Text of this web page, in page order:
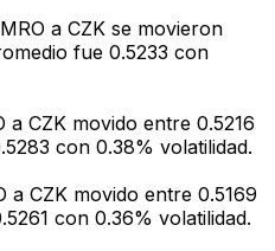
a CZK se movieron
fue 0.5233 con
a CZK movido entre 0.5216
con 0.38% volatilidad.
a CZK movido entre 0.5169
con 0.36% volatilidad.